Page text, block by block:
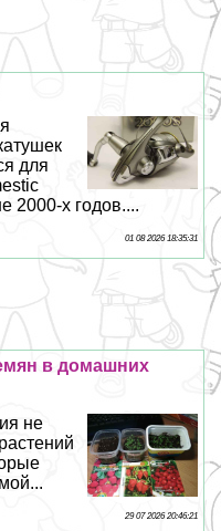
для
2000-х годов....
01 08 2026 18:35:31
в домашних
не
29 07 2026 20:46:21